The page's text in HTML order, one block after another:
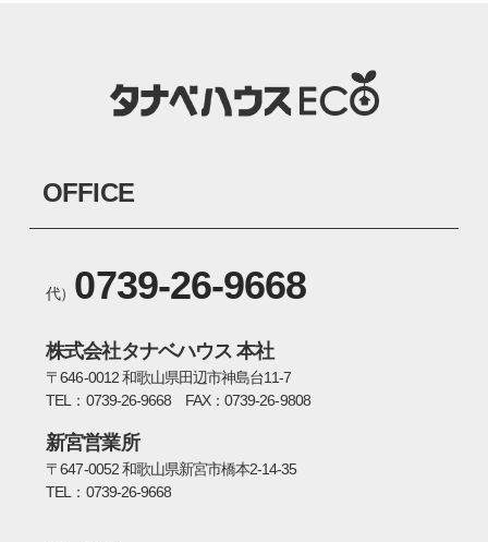
OFFICE
代） 0739-26-9668
株式会社タナベハウス 本社
〒646-0012 和歌山県田辺市神島台11-7
TEL：0739-26-9668 FAX：0739-26-9808
新宮営業所
〒647-0052 和歌山県新宮市橋本2-14-35
TEL：0739-26-9668